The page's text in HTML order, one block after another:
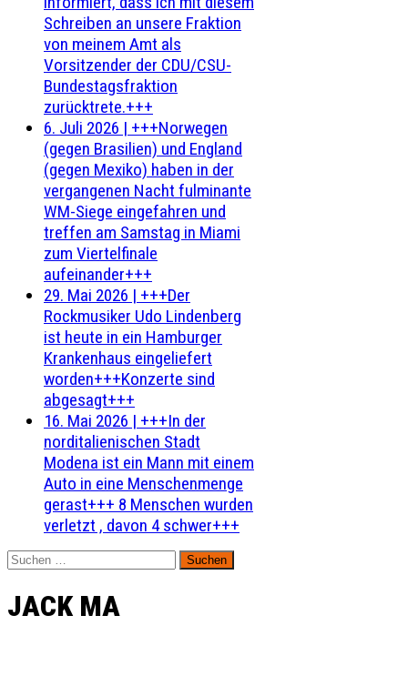
Schreiben an unsere Fraktion
von meinem Amt als
Vorsitzender der CDU/CSU-
Bundestagsfraktion
zurücktrete.+++
6. Juli 2026 | +++Norwegen
(gegen Brasilien) und England
(gegen Mexiko) haben in der
vergangenen Nacht fulminante
WM-Siege eingefahren und
treffen am Samstag in Miami
zum Viertelfinale
aufeinander+++
29. Mai 2026 | +++Der
Rockmusiker Udo Lindenberg
ist heute in ein Hamburger
Krankenhaus eingeliefert
worden+++Konzerte sind
abgesagt+++
16. Mai 2026 | +++In der
norditalienischen Stadt
Modena ist ein Mann mit einem
Auto in eine Menschenmenge
gerast+++ 8 Menschen wurden
verletzt , davon 4 schwer+++
Suchen
nach:
JACK MA